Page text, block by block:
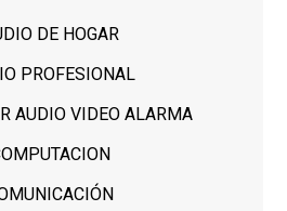
DE HOGAR
PROFESIONAL
AUDIO VIDEO ALARMA